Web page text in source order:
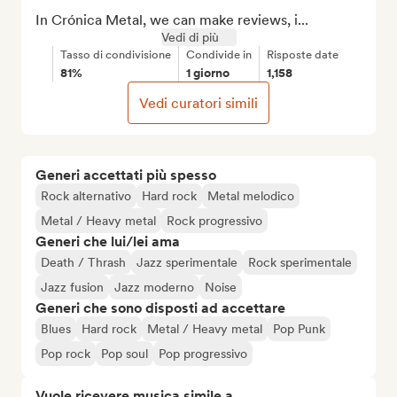
Generi accettati più spesso
Rock alternativo Hard rock
Metal melodico
Metal / Heavy metal
Rock progressivo
Generi che lui/lei ama
Death / Thrash Jazz sperimentale
Rock sperimentale
Jazz fusion
Jazz moderno Noise
Generi che sono disposti ad accettare
Blues Hard rock Metal / Heavy metal
Pop Punk
Pop rock
Pop soul Pop progressivo
In Crónica Metal, we can make reviews, i...
Vedi di più
Tasso di condivisione
81%
Condivide in
1 giorno
Risposte date
1,158
Vedi curatori simili